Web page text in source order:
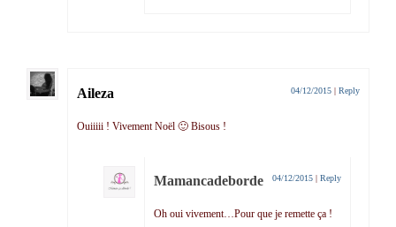
Aileza 04/12/2015 | Reply
Ouiiiii ! Vivement Noël 🙂 Bisous !
Mamancadeborde 04/12/2015 | Reply
Oh oui vivement…Pour que je remette ça !